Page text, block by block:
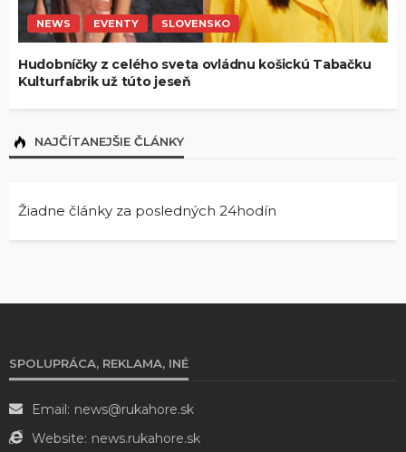
NEWS EVENTY SLOVENSKO
Hudobníčky z celého sveta ovládnu košickú Tabačku
Kulturfabrik už túto jeseň
NAJČÍTANEJŠIE ČLÁNKY
Žiadne články za posledných 24hodín
SPOLUPRÁCA, REKLAMA, INÉ
Email: news@rukahore.sk
Website: news.rukahore.sk